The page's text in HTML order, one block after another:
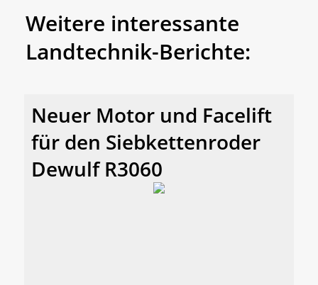
Weitere interessante
Landtechnik-Berichte:
Neuer Motor und Facelift
für den Siebkettenroder
Dewulf R3060